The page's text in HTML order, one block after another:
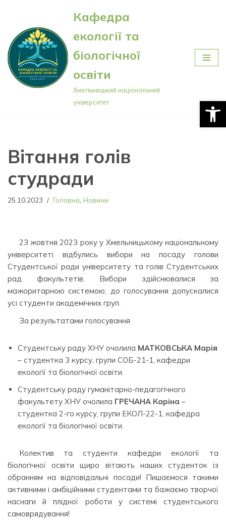
Перейти
до
вмісту
Кафедра
екології та
біологічної
освіти
Хмельницький національний
університет
Вітання голів
студради
25.10.2023 Головна Новини
23 жовтня 2023 року у Хмельницькому національному
університеті відбулись вибори на посаду голови
Студентської ради університету та голів Студентських
рад факультетів. Вибори здійснювалися за
мажоритарною системою, до голосування допускалися
усі студенти академічних груп.
За результатами голосування
Студентську раду ХНУ очолила МАТКОВСЬКА Марія
– студентка 3 курсу, групи СОБ-21-1, кафедри
екології та біологічної освіти.
Студентську раду гуманітарно-педагогічного
факультету ХНУ очолила ГРЕЧАНА Каріна –
студентка 2-го курсу, групи ЕКОЛ-22-1, кафедра
екології та біологічної освіти.
Колектив та студенти кафедри екології та
біологічної освіти щиро вітають наших студенток із
обранням на відповідальні посади! Пишаємося такими
активними і амбіційними студентами та бажаємо творчої
наснаги й плідної роботи у системі студентського
самоврядування!